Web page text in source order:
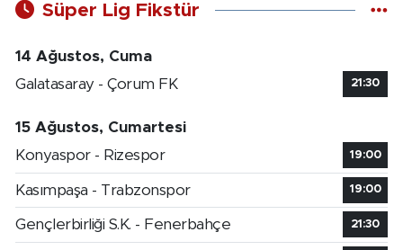
Süper Lig Fikstür
14 Ağustos, Cuma
Galatasaray - Çorum FK
21:30
15 Ağustos, Cumartesi
Konyaspor - Rizespor
19:00
Kasımpaşa - Trabzonspor 19:00
Gençlerbirliği S.K. - Fenerbahçe 21:30